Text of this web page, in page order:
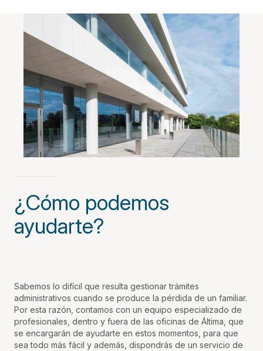
¿Cómo podemos
ayudarte?
Sabemos lo difícil que resulta gestionar trámites
administrativos cuando se produce la pérdida de un familiar.
Por esta razón, contamos con un equipo especializado de
profesionales, dentro y fuera de las oficinas de Áltima, que
se encargarán de ayudarte en estos momentos, para que
sea todo más fácil y además, dispondrás de un servicio de